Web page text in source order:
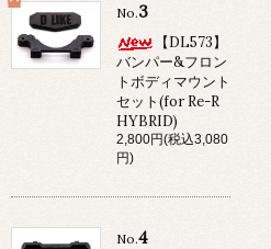
No.3
【DL573】
バンパー&フロン
トボディマウント
セット(for Re-R
HYBRID)
2,800円(税込3,080
円)
No.4